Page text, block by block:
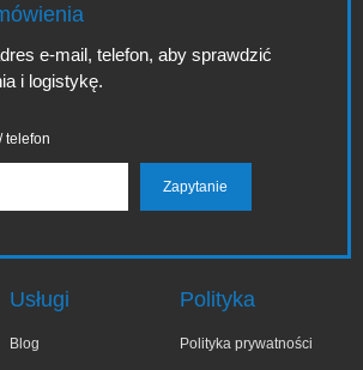
e-mail, telefon, aby sprawdzić
i logistykę.
telefon
Usługi
Blog
Polityka
Polityka prywatności